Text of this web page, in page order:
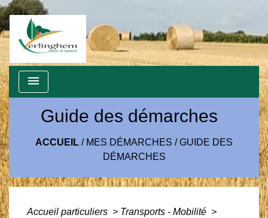
menu
Guide des démarches
ACCUEIL / MES DÉMARCHES /GUIDE DES
DÉMARCHES
Accueil particuliers > Transports - Mobilité >